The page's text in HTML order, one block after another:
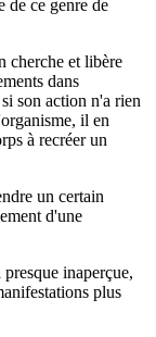
de ce genre de
cherche et libère
dans
son action n'a rien
il en
à recréer un
un certain
d'une
presque inaperçue,
plus